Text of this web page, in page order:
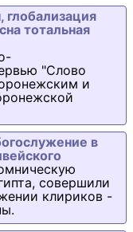
глобализация
тотальная
"Слово
и
в
совершили
клириков -